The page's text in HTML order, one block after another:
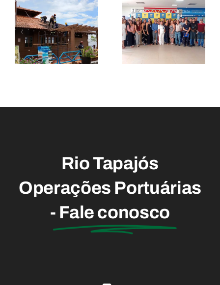
homenageia
trabalhadores
portuários
em
Prefeitura
de
Santarém –
Assembleia
Rio Tapajós
Operações Portuárias
- Fale conosco